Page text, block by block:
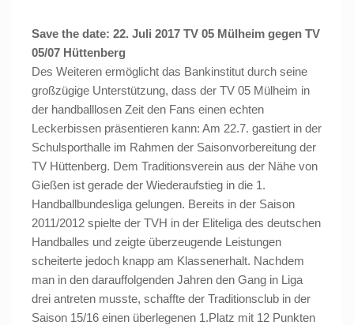
Save the date: 22. Juli 2017 TV 05 Mülheim gegen TV
05/07 Hüttenberg
Des Weiteren ermöglicht das Bankinstitut durch seine
großzügige Unterstützung, dass der TV 05 Mülheim in
der handballlosen Zeit den Fans einen echten
Leckerbissen präsentieren kann: Am 22.7. gastiert in der
Schulsporthalle im Rahmen der Saisonvorbereitung der
TV Hüttenberg. Dem Traditionsverein aus der Nähe von
Gießen ist gerade der Wiederaufstieg in die 1.
Handballbundesliga gelungen. Bereits in der Saison
2011/2012 spielte der TVH in der Eliteliga des deutschen
Handballes und zeigte überzeugende Leistungen
scheiterte jedoch knapp am Klassenerhalt. Nachdem
man in den darauffolgenden Jahren den Gang in Liga
drei antreten musste, schaffte der Traditionsclub in der
Saison 15/16 einen überlegenen 1.Platz mit 12 Punkten